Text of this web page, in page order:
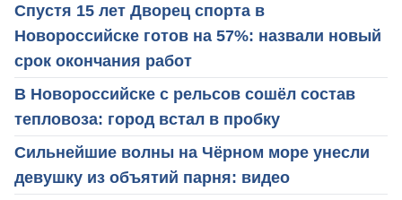
Спустя 15 лет Дворец спорта в
Новороссийске готов на 57%: назвали новый
срок окончания работ
В Новороссийске с рельсов сошёл состав
тепловоза: город встал в пробку
Сильнейшие волны на Чёрном море унесли
девушку из объятий парня: видео